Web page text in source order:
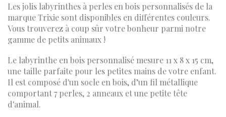
Les jolis labyrinthes à perles en bois personnalisés de la
marque Trixie sont disponibles en différentes couleurs.
Vous trouverez à coup sûr votre bonheur parmi notre
gamme de petits animaux !
Le labyrinthe en bois personnalisé mesure 11 x 8 x 15 cm,
une taille parfaite pour les petites mains de votre enfant.
Il est composé d'un socle en bois, d’un fil métallique
comportant 7 perles, 2 anneaux et une petite tête
d'animal.